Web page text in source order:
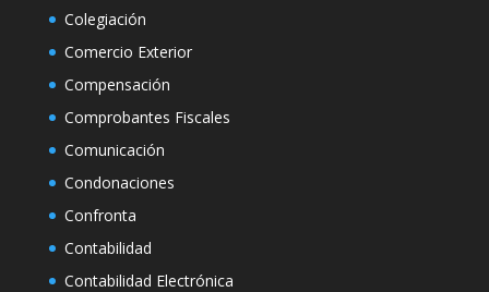
Colegiación
Comercio Exterior
Compensación
Comprobantes Fiscales
Comunicación
Condonaciones
Confronta
Contabilidad
Contabilidad Electrónica